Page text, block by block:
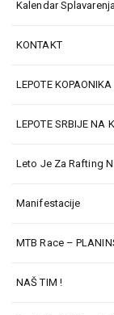
Kalendar
KONTAKT
LEPOTE KOPAONIKA
LEPOTE SRBIJE NA
Leto Je Za Rafting
Manifestacije
MTB Race –
NAŠ TIM !